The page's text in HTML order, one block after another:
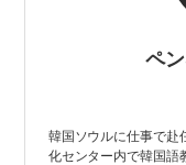
ペ
韓国ソウルに仕事で赴
化センター内で韓国語